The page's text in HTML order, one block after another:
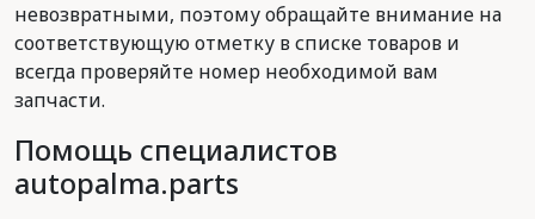
невозвратными, поэтому обращайте внимание на
соответствующую отметку в списке товаров и
всегда проверяйте номер необходимой вам
запчасти.
Помощь специалистов
autopalma.parts